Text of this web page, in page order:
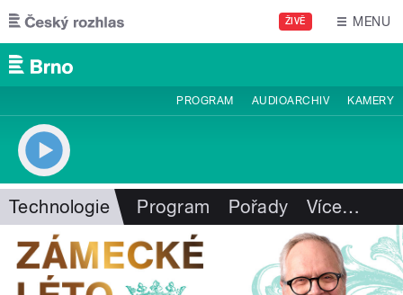
Přejít k hlavnímu obsahu
ŽIVĚ MENU
PROGRAM AUDIOARCHIV KAMERY
Technologie Program Pořady Více…